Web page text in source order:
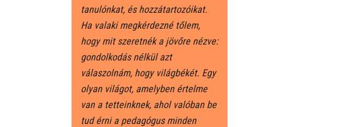
tanulónkat, és hozzátartozóikat.
Ha valaki megkérdezné tőlem,
hogy mit szeretnék a jövőre nézve:
gondolkodás nélkül azt
válaszolnám, hogy világbékét. Egy
olyan világot, amelyben értelme
van a tetteinknek, ahol valóban be
tud érni a pedagógus minden